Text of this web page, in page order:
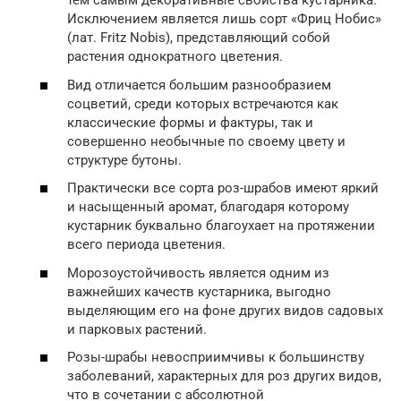
Исключением является лишь сорт «Фриц Нобис»
(лат. Fritz Nobis), представляющий собой
растения однократного цветения.
Вид отличается большим разнообразием
соцветий, среди которых встречаются как
классические формы и фактуры, так и
совершенно необычные по своему цвету и
структуре бутоны.
Практически все сорта роз-шрабов имеют яркий
и насыщенный аромат, благодаря которому
кустарник буквально благоухает на протяжении
всего периода цветения.
Морозоустойчивость является одним из
важнейших качеств кустарника, выгодно
выделяющим его на фоне других видов садовых
и парковых растений.
Розы-шрабы невосприимчивы к большинству
заболеваний, характерных для роз других видов,
что в сочетании с абсолютной